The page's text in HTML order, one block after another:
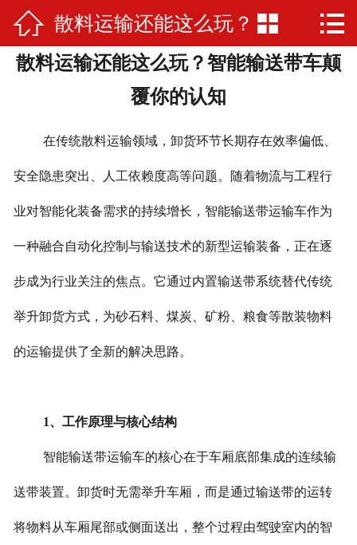
 网站首页
公司简介
厂房厂景
荣誉资质
 散料运输还能这么玩？
智能输送带车颠覆你的
 
散料运输还能这么玩？智能输送带车颠
覆你的认知
在传统散料运输领域，卸货环节长期存在效率偏低、
安全隐患突出、人工依赖度高等问题。随着物流与工程行
业对智能化装备需求的持续增长，智能输送带运输车作为
一种融合自动化控制与输送技术的新型运输装备，正在逐
步成为行业关注的焦点。它通过内置输送带系统替代传统
举升卸货方式，为砂石料、煤炭、矿粉、粮食等散装物料
的运输提供了全新的解决思路。
1、工作原理与核心结构
智能输送带运输车的核心在于车厢底部集成的连续输
送带装置。卸货时无需举升车厢，而是通过输送带的运转
将物料从车厢尾部或侧面送出，整个过程由驾驶室内的智